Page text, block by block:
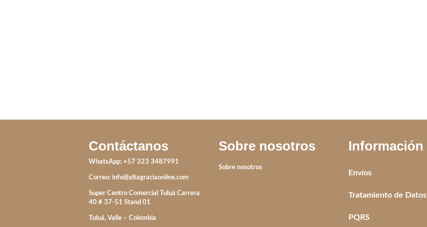
Contáctanos
WhatsApp: +57 323 3487991
Correo: info@altagraciaonline.com
Super Centro Comercial Tuluá Carrera
40 # 37-51 Stand 01
Tuluá, Valle – Colombia
Sobre nosotros
Sobre nosotros
Información
Envíos
Tratamiento de Datos
PQRS